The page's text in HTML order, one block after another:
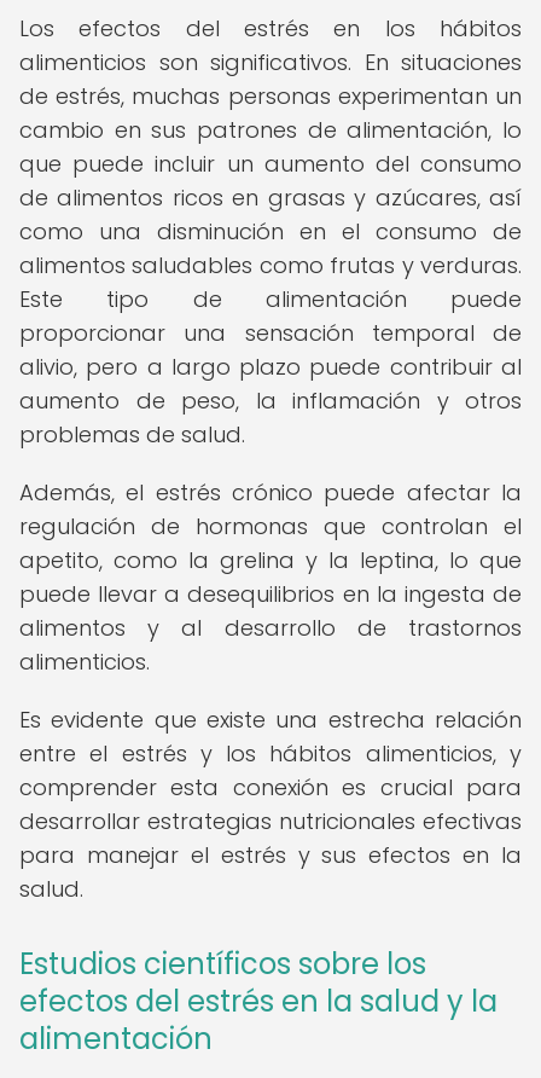
Los efectos del estrés en los hábitos
alimenticios son significativos. En situaciones
de estrés, muchas personas experimentan un
cambio en sus patrones de alimentación, lo
que puede incluir un aumento del consumo
de alimentos ricos en grasas y azúcares, así
como una disminución en el consumo de
alimentos saludables como frutas y verduras.
Este tipo de alimentación puede
proporcionar una sensación temporal de
alivio, pero a largo plazo puede contribuir al
aumento de peso, la inflamación y otros
problemas de salud.
Además, el estrés crónico puede afectar la
regulación de hormonas que controlan el
apetito, como la grelina y la leptina, lo que
puede llevar a desequilibrios en la ingesta de
alimentos y al desarrollo de trastornos
alimenticios.
Es evidente que existe una estrecha relación
entre el estrés y los hábitos alimenticios, y
comprender esta conexión es crucial para
desarrollar estrategias nutricionales efectivas
para manejar el estrés y sus efectos en la
salud.
Estudios científicos sobre los
efectos del estrés en la salud y la
alimentación